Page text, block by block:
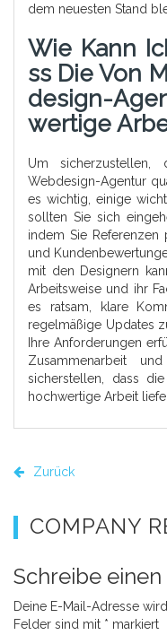
dem neuesten Stand
Wie Kann
Ss Die Von
Design-
Wertige
Um sicherzustellen,
Webdesign-Agentur
es wichtig, einige
sollten Sie sich
indem Sie Referenzen
und
mit den Designern
Arbeitsweise und ihr
es ratsam, klare
regelmäßige Updates
Ihre Anforderungen
Zusammenarbeit
sicherstellen, dass
hochwertige Arbeit
Zurück
COMPANY
Schreibe
Deine E-Mail-Adresse
Felder sind mit * markiert